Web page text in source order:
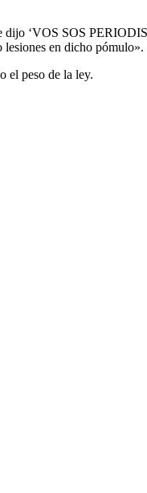
le dijo ‘VOS SOS
en dicho pómulo».
el peso de la ley.